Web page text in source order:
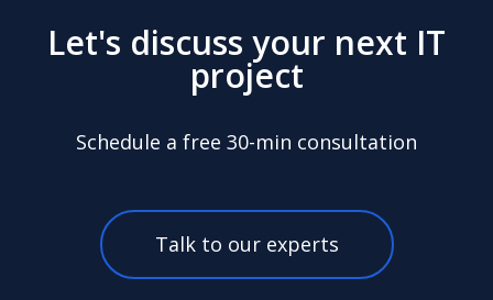
Let's discuss your next IT
project
Schedule a free 30-min consultation
Talk to our experts